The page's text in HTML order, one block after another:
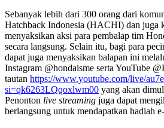
Sebanyak lebih dari 300 orang dari
Hatchback Indonesia (HACHI) dan juga
menyaksikan aksi para pembalap tim
secara langsung. Selain itu, bagi para
dapat juga menyaksikan balapan ini
Instagram @hondaisme serta YouTube
tautan https://www.youtube.com/live/
si=qk6263LQqoxlwm00 yang akan
Penonton live streaming juga dapat
berlangsung untuk mendapatkan hadiah